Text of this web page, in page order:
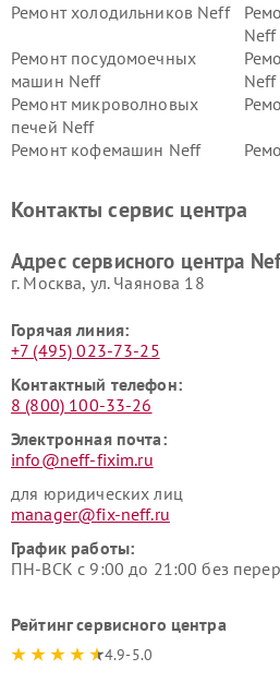
Ремонт холодильников Neff
Neff
Ремонт посудомоечных
машин Neff
Neff
Ремонт микроволновых
печей Neff
Ремонт кофемашин Neff
Контакты сервис центра
Адрес сервисного центра
г. Москва, ул. Чаянова 18
Горячая линия:
+7 (495) 023-73-25
Контактный телефон:
8 (800) 100-33-26
Электронная почта:
info@neff-fixim.ru
для юридических лиц
manager@fix-neff.ru
График работы:
ПН-ВСК с 9:00 до 21:00 без
Рейтинг сервисного центра
4.9-5.0